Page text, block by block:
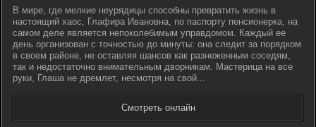
В мире, где мелкие неурядицы способны превратить жизнь в
настоящий хаос, Глафира Ивановна, по паспорту пенсионерка, на
самом деле является непоколебимым управдомом. Каждый ее
день организован с точностью до минуты: она следит за порядком
в своем районе, не оставляя шансов как разнеженным соседям,
так и недостаточно внимательным дворникам. Мастерица на все
руки, Глаша не дремлет, несмотря на свой...
Смотреть онлайн